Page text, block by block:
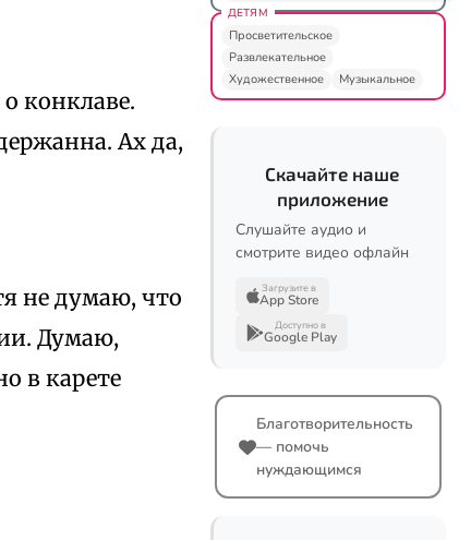
конклаве.
Ах да,
не думаю, что
Думаю,
в карете
ДЕТЯМ
Просветительское
Развлекательное
Художественное
Музыкальное
Скачайте наше
приложение
Слушайте аудио и
смотрите видео офлайн
Загрузите в
App Store
Доступно в
Google Play
Благотворительность
— помочь
нуждающимся